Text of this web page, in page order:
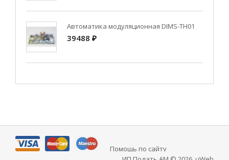
Автоматика модуляционная DIMS-TH01
39488 ₽
Помощь по сайту